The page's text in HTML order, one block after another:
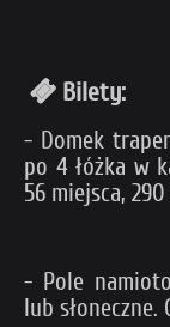
Bilety:
- Domek
po 4 łóżka w
56 miejsca,
- Pole
lub słoneczne.